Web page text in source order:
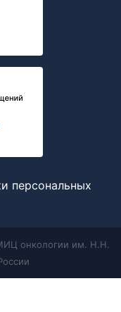
персональных
онкологии им. Н.Н.